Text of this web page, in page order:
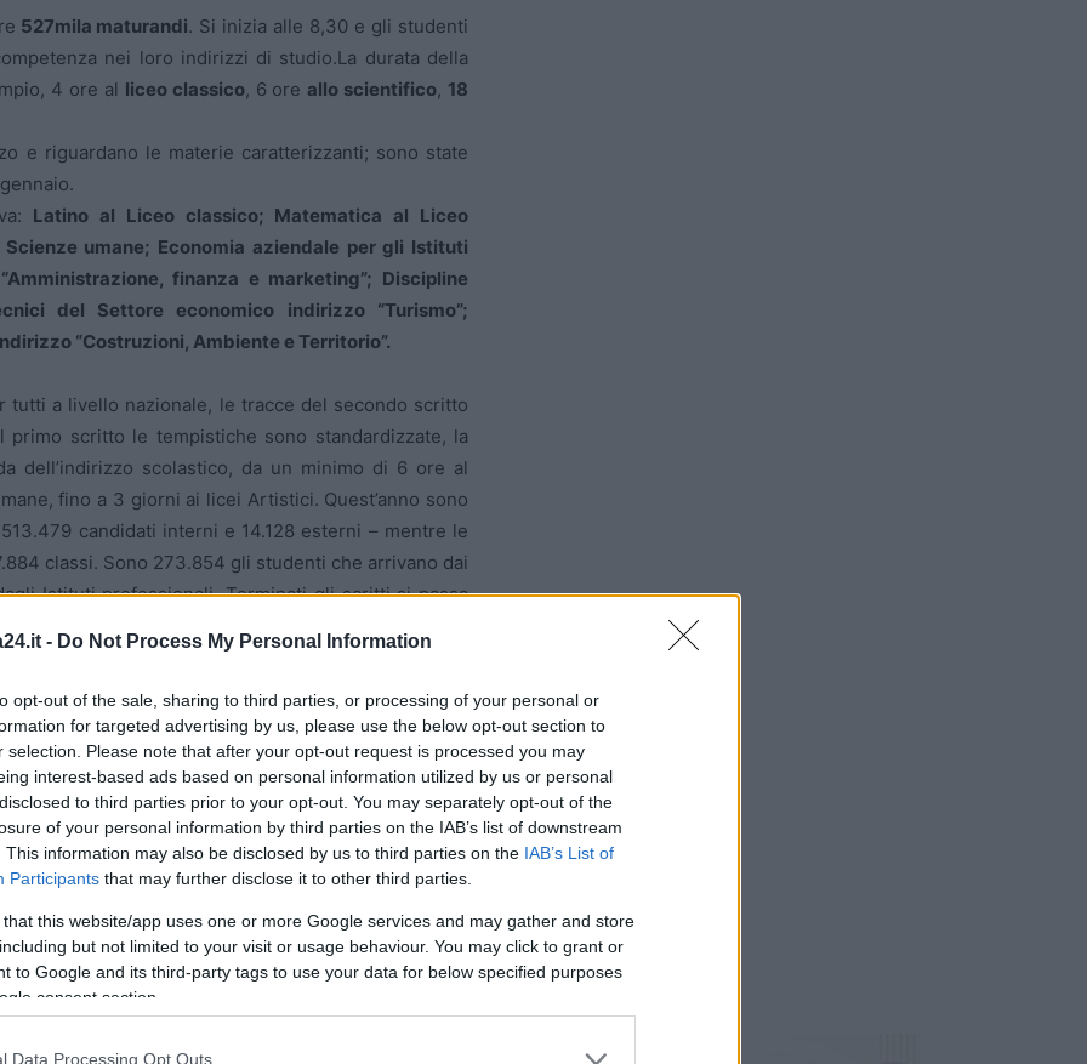
- Do Not Process My Personal Information
opt-out of the sale, sharing to third parties, or processing of your personal or
for targeted advertising by us, please use the below opt-out section to
selection. Please note that after your opt-out request is processed you may
interest-based ads based on personal information utilized by us or personal
to third parties prior to your opt-out. You may separately opt-out of the
of your personal information by third parties on the IAB’s list of downstream
This information may also be disclosed by us to third parties on the IAB’s List of
Participants that may further disclose it to other third parties.
that this website/app uses one or more Google services and may gather and store
but not limited to your visit or usage behaviour. You may click to grant or
to Google and its third-party tags to use your data for below specified purposes
consent section.
Data Processing Opt Outs
527mila maturandi. Si inizia alle 8,30 e gli studenti
nei loro indirizzi di studio.La durata della
4 ore al liceo classico, 6 ore allo scientifico, 18
e riguardano le materie caratterizzanti; sono state
Latino al Liceo classico; Matematica al Liceo
umane; Economia aziendale per gli Istituti
finanza e marketing”; Discipline
del Settore economico indirizzo “Turismo”;
“Costruzioni, Ambiente e Territorio”.
tutti a livello nazionale, le tracce del secondo scritto
primo scritto le tempistiche sono standardizzate, la
dell’indirizzo scolastico, da un minimo di 6 ore al
fino a 3 giorni ai licei Artistici. Quest’anno sono
candidati interni e 14.128 esterni – mentre le
classi. Sono 273.854 gli studenti che arrivano dai
Istituti professionali. Terminati gli scritti si passa
di due giorni dalla fine degli scritti, quindi si
in autonomia il calendario ed è già stata
inizieranno ad interrogare. Sono il 96,8% gli
il 3,2% sono i non ammessi.
al Classico, si chiede agli studenti di tradurre
che rappresenta una delle più mature riflessioni
affronta il tema della musica come fodnamento
studenti viene chiesta la comprensione e
e stilistica, l’approfondimento e riflessioni personali.